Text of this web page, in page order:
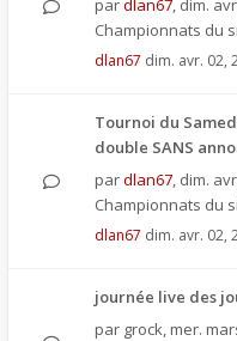
pardlan67, dim.
Championnats du
dlan67 dim. avr. 02,
Tournoi du
double SANS
pardlan67, dim.
Championnats du
dlan67 dim. avr. 02,
journée live des
par grock, mer.